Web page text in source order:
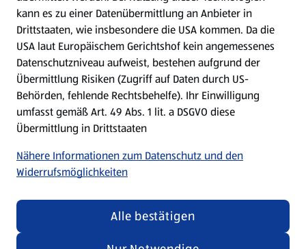
Meine Meinung. Mein HOFER.
Gutscheingroßbestellung
(öffnet in einem neuen Tab)
Folge uns hier:
Jetzt die HOFER App downloaden
Datenschutz- und RichtlinienmenüSecurity Policy
(öffnet in einem neuen Tab)
kann es zu einer Datenübermittlung an Anbieter in
Drittstaaten, wie insbesondere die USA kommen. Da die
USA laut Europäischem Gerichtshof kein angemessenes
Datenschutzniveau aufweist, bestehen aufgrund der
Übermittlung Risiken (Zugriff auf Daten durch US-
Behörden, fehlende Rechtsbehelfe). Ihr Einwilligung
umfasst gemäß Art. 49 Abs. 1 lit. a DSGVO diese
Übermittlung in Drittstaaten
Nähere Informationen zum Datenschutz und den
Widerrufsmöglichkeiten
Alle bestätigen